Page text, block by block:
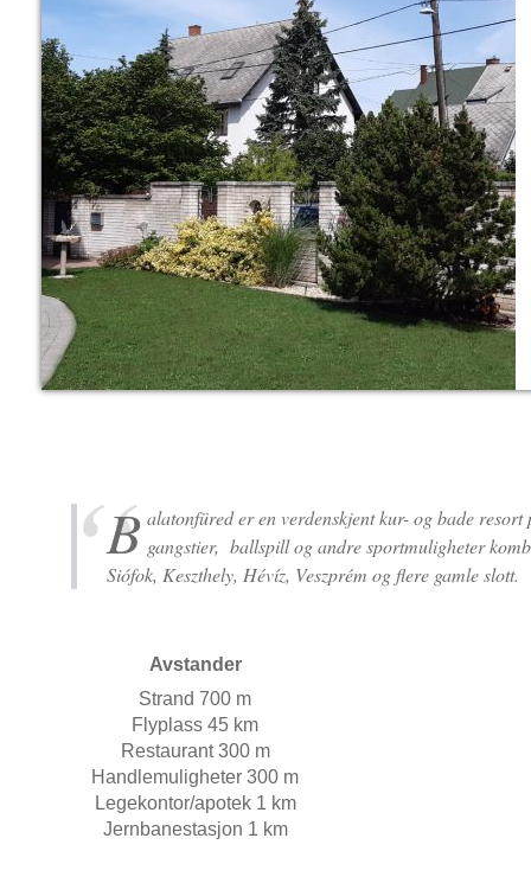
B alatonfüred er en verdenskjent kur- og bade
gangstier, ballspill og andre sportmuligheter
Siófok, Keszthely, Hévíz, Veszprém og flere gamle slott.
Avstander
Strand 700 m
Flyplass 45 km
Restaurant 300 m
Handlemuligheter 300 m
Legekontor/apotek 1 km
Jernbanestasjon 1 km